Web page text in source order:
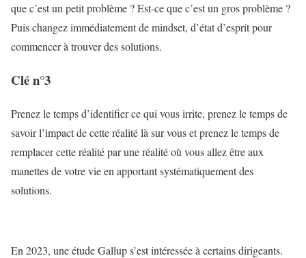
que c’est un petit problème ? Est-ce que c’est un gros problème ?
Puis changez immédiatement de mindset, d’état d’esprit pour
commencer à trouver des solutions.
Clé n°3
Prenez le temps d’identifier ce qui vous irrite, prenez le temps de
savoir l’impact de cette réalité là sur vous et prenez le temps de
remplacer cette réalité par une réalité où vous allez être aux
manettes de votre vie en apportant systématiquement des
solutions.
En 2023, une étude Gallup s’est intéressée à certains dirigeants.